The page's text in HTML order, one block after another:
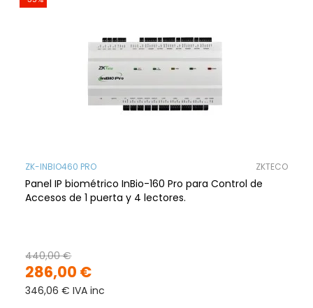
ZK-INBIO460 PRO ZKTECO
Panel IP biométrico InBio-160 Pro para Control de
Accesos de 1 puerta y 4 lectores.
286,00 €
440,00 €
346,06 € IVA inc